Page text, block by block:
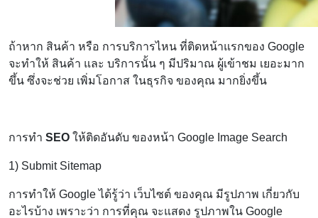
ถ้าหาก สินค้า หรือ การบริการไหน ที่ติดหน้าแรกของ Google
จะทำให้ สินค้า และ บริการนั้น ๆ มีปริมาณ ผู้เข้าชม เยอะมาก
ขึ้น ซึ่งจะช่วย เพิ่มโอกาส ในธุรกิจ ของคุณ มากยิ่งขึ้น
การทำ SEO ให้ติดอันดับ ของหน้า Google Image Search
1) Submit Sitemap
การทำให้ Google ได้รู้ว่า เว็บไซต์ ของคุณ มีรูปภาพ เกี่ยวกับ
อะไรบ้าง เพราะว่า การที่คุณ จะแสดง รูปภาพใน Google